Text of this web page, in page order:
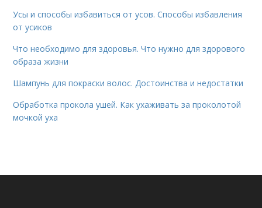
Усы и способы избавиться от усов. Способы избавления
от усиков
Что необходимо для здоровья. Что нужно для здорового
образа жизни
Шампунь для покраски волос. Достоинства и недостатки
Обработка прокола ушей. Как ухаживать за проколотой
мочкой уха